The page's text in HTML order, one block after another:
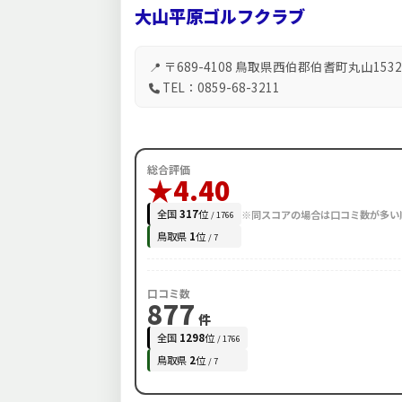
大山平原ゴルフクラブ
📍 〒689-4108 鳥取県西伯郡伯耆町丸山1532
TEL：0859-68-3211
総合評価
★4.40
全国317位 / 1766
鳥取県 1位 / 7
※同スコアの場合は口コミ数が多い
口コミ数
877 件
全国 1298位 / 1766
鳥取県 2位 / 7